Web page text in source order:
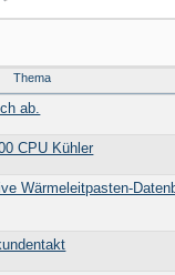
Thema
ab.
CPU Kühler
Wärmeleitpasten-